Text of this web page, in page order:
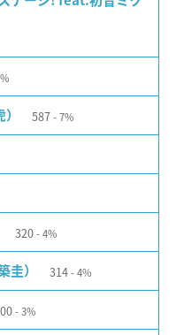
587 7%
320 4%
圭） 314 4%
3%